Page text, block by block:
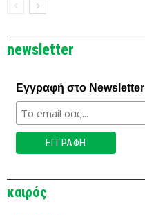
newsletter
Εγγραφή στο Newsletter
καιρός